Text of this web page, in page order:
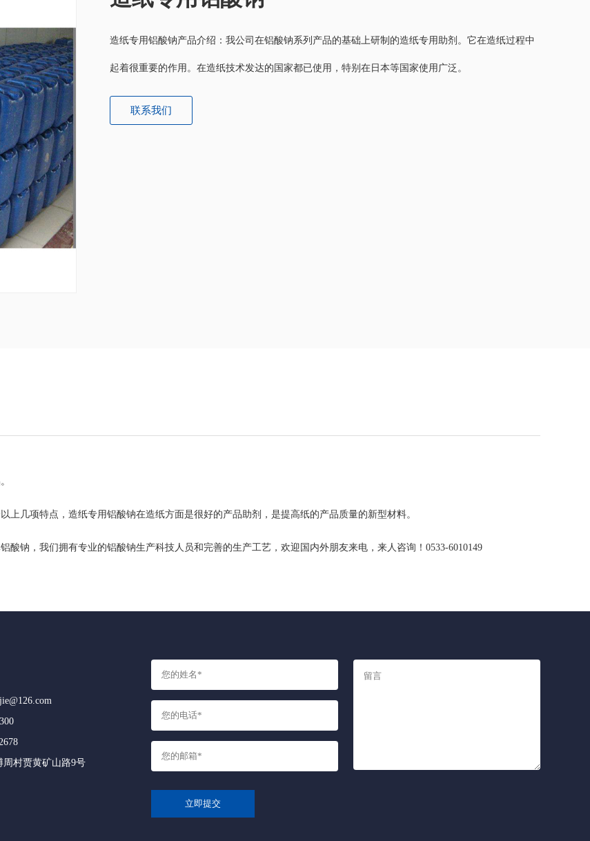
造纸专用铝酸钠产品介绍：我公司在铝酸钠系列产品的基础上研制的造纸专用助剂。它在造纸过程中
起着很重要的作用。在造纸技术发达的国家都已使用，特别在日本等国家使用广泛。
联系我们
几项特点，造纸专用铝酸钠在造纸方面是很好的产品助剂，是提高纸的产品质量的新型材料。
钠，我们拥有专业的铝酸钠生产科技人员和完善的生产工艺，欢迎国内外朋友来电，来人咨询！0533-6010149
周村贾黄矿山路9号
立即提交